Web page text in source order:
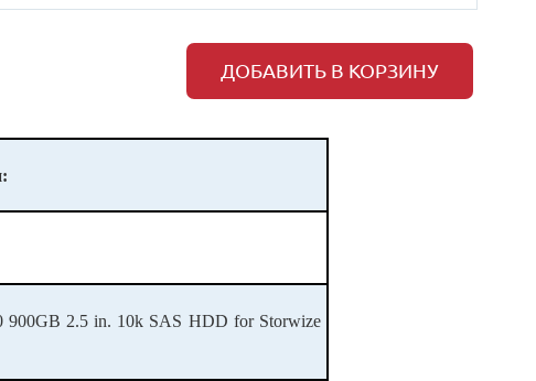
ДОБАВИТЬ В КОРЗИНУ
900GB 2.5 in. 10k SAS HDD for Storwize